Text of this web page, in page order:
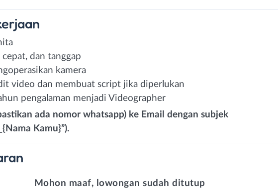
cepat, dan tanggap
kamera
video dan membuat script jika diperlukan
pengalaman menjadi Videographer
ada nomor whatsapp) ke Email dengan subjek
Kamu}”).
Mohon maaf, lowongan sudah ditutup